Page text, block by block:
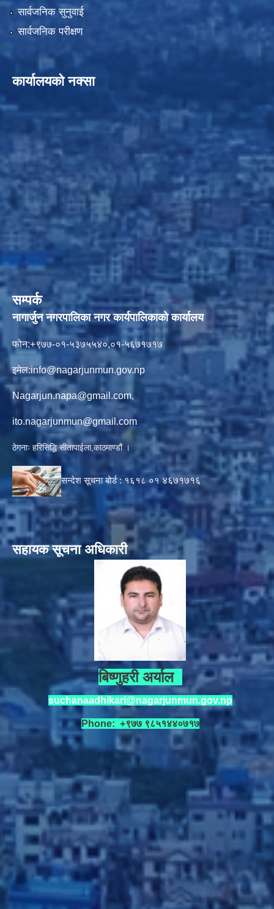
सार्वजनिक सुनुवाई
सार्वजनिक परीक्षण
कार्यालयको नक्सा
सम्पर्क
नागार्जुन नगरपालिका नगर कार्यपालिकाको कार्यालय
फोन:+९७७-०१-५३७५५४०,०१-५६७१७१७
इमेल:info@nagarjunmun.gov.np
Nagarjun.napa@gmail.com,
ito.nagarjunmun@gmail.com
ठेगनाः हरिसिद्धि सीतापाईला,काठमाण्डौं ।
सन्देश सूचना बोर्ड : १६१८ ०१४६७१७१६
सहायक सूचना अधिकारी
बिष्णुहरी अर्याल
suchanaadhikari@nagarjunmun.gov.np
Phone: +९७७ ९८५१४४०७१७